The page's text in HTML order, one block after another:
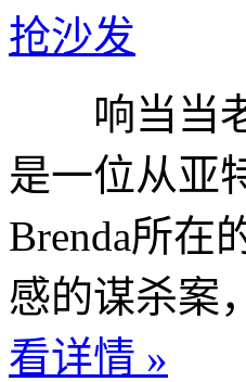
抢沙发
响当当老
是一位从亚
Brenda所在
感的谋杀案
看详情 »